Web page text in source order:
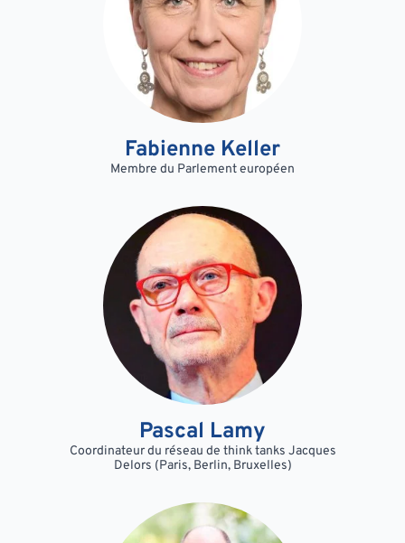
Fabienne Keller
Membre du Parlement européen
Pascal Lamy
Coordinateur du réseau de think tanks Jacques
Delors (Paris, Berlin, Bruxelles)